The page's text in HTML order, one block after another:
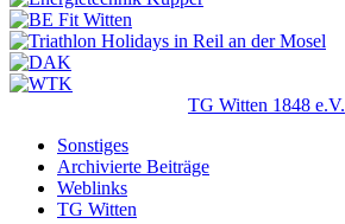
TG Witten 1848 e.V.
Sonstiges
Archivierte Beiträge
Weblinks
TG Witten